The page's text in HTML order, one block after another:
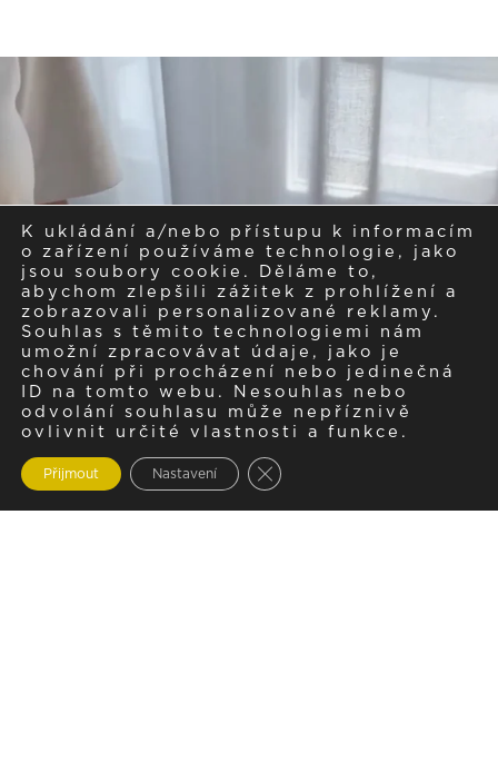
K ukládání a/nebo přístupu k informacím
o zařízení používáme technologie, jako
jsou soubory cookie. Děláme to,
abychom zlepšili zážitek z prohlížení a
zobrazovali personalizované reklamy.
Souhlas s těmito technologiemi nám
umožní zpracovávat údaje, jako je
chování při procházení nebo jedinečná
ID na tomto webu. Nesouhlas nebo
odvolání souhlasu může nepříznivě
ovlivnit určité vlastnosti a funkce.
Přijmout Nastavení Zavřít cookie lištu GDPR